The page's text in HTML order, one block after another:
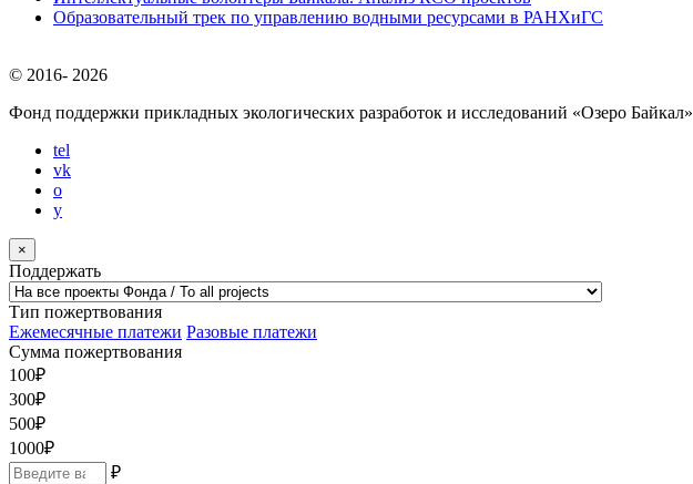
Образовательный трек по управлению водными ресурсами в РАНХиГС
© 2016- 2026
Фонд поддержки прикладных экологических разработок и исследований «Озеро Байкал»
tel
vk
o
y
×
Поддержать
Тип пожертвования
Ежемесячные платежи Разовые платежи
Сумма пожертвования
100₽
300₽
500₽
1000₽
₽